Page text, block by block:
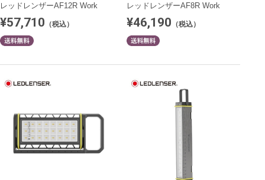
レッドレンザーAF12R Work
¥57,710 （税込）
レッドレンザーAF8R Work
¥46,190 （税込）